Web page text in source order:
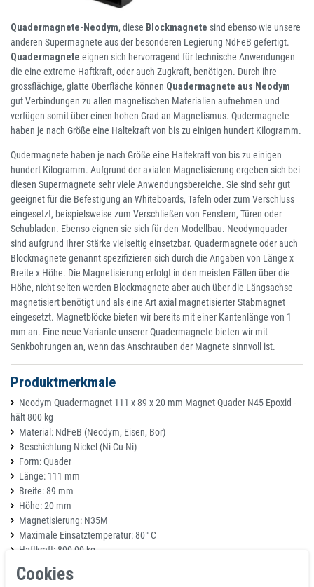
Quadermagnete-Neodym, diese Blockmagnete sind ebenso wie unsere
anderen Supermagnete aus der besonderen Legierung NdFeB gefertigt.
Quadermagnete eignen sich hervorragend für technische Anwendungen
die eine extreme Haftkraft, oder auch Zugkraft, benötigen. Durch ihre
grossflächige, glatte Oberfläche können Quadermagnete aus Neodym
gut Verbindungen zu allen magnetischen Materialien aufnehmen und
verfügen somit über einen hohen Grad an Magnetismus. Qudermagnete
haben je nach Größe eine Haltekraft von bis zu einigen hundert Kilogramm.
Qudermagnete haben je nach Größe eine Haltekraft von bis zu einigen
hundert Kilogramm. Aufgrund der axialen Magnetisierung ergeben sich bei
diesen Supermagnete sehr viele Anwendungsbereiche. Sie sind sehr gut
geeignet für die Befestigung an Whiteboards, Tafeln oder zum Verschluss
eingesetzt, beispielsweise zum Verschließen von Fenstern, Türen oder
Schubladen. Ebenso eignen sie sich für den Modellbau. Neodymquader
sind aufgrund Ihrer Stärke vielseitig einsetzbar. Quadermagnete oder auch
Blockmagnete genannt spezifizieren sich durch die Angaben von Länge x
Breite x Höhe. Die Magnetisierung erfolgt in den meisten Fällen über die
Höhe, nicht selten werden Blockmagnete aber auch über die Längsachse
magnetisiert benötigt und als eine Art axial magnetisierter Stabmagnet
eingesetzt. Magnetblöcke bieten wir bereits mit einer Kantenlänge von 1
mm an. Eine neue Variante unserer Quadermagnete bieten wir mit
Senkbohrungen an, wenn das Anschrauben der Magnete sinnvoll ist.
Produktmerkmale
Neodym Quadermagnet 111 x 89 x 20 mm Magnet-Quader N45 Epoxid -
hält 800 kg
Material: NdFeB (Neodym, Eisen, Bor)
Beschichtung Nickel (Ni-Cu-Ni)
Form: Quader
Länge: 111 mm
Breite: 89 mm
Höhe: 20 mm
Magnetisierung: N35M
Maximale Einsatztemperatur: 80° C
Haftkraft: 800,00 kg
Cookies